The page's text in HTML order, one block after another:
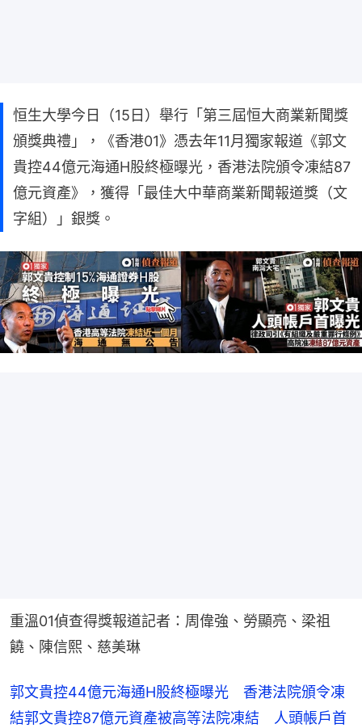
恒生大學今日（15日）舉行「第三屆恒大商業新聞獎
頒獎典禮」，《香港01》憑去年11月獨家報道《郭文
貴控44億元海通H股終極曝光，香港法院頒令凍結87
億元資產》，獲得「最佳大中華商業新聞報道獎（文
字組）」銀獎。
重溫01偵查得獎報道記者：周偉強、勞顯亮、梁祖
饒、陳信熙、慈美琳
郭文貴控44億元海通H股終極曝光　香港法院頒令凍
結郭文貴控87億元資產被高等法院凍結　人頭帳戶首